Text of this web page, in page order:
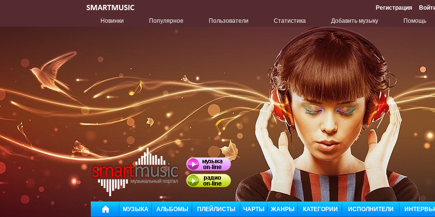
Регистрация
Новинки
Популярное Пользователи Статистика Добавить музыку Помощь
МУЗЫКА АЛЬБОМЫ ПЛЕЙЛИСТЫ ЧАРТЫ ЖАНРЫ КАТЕГОРИИ ИСПОЛНИТЕЛИ